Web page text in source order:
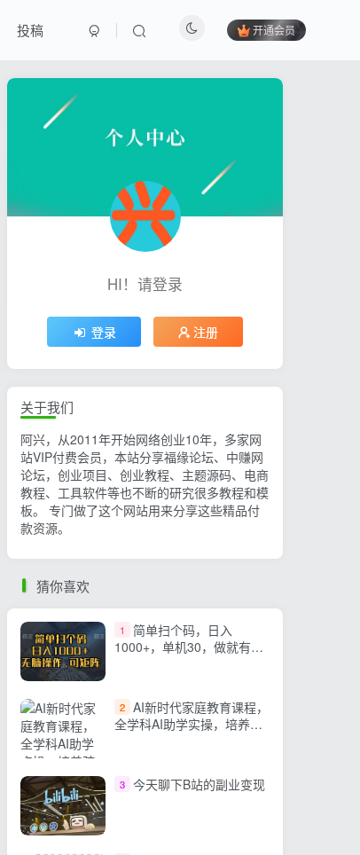
投稿 开通会员
HI！请登录
登录 注册
关于我们
阿兴，从2011年开始网络创业10年，多家网
站VIP付费会员，本站分享福缘论坛、中赚网
论坛，创业项目、创业教程、主题源码、电商
教程、工具软件等也不断的研究很多教程和模
板。 专门做了这个网站用来分享这些精品付
款资源。
猜你喜欢
1
简单扫个码，日入
1000+，单机30，做就有，
2 AI新时代家庭教育课程，
全学科AI助学实操，培养孩
3 今天聊下B站的副业变现